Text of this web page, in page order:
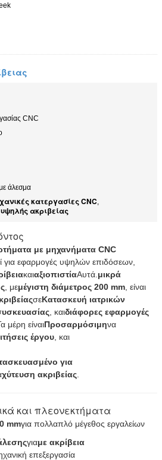
CNC
άλεσμα
κατεργασίες CNC,
ακριβείας
με μηχανήματα CNC
για εφαρμογές υψηλών επιδόσεων,
καιαξιοπιστίαΑυτά. μικρά
, μεμέγιστη διάμετρος 200 mm , είναι
σεΚατασκευή ιατρικών
, καιδιάφορες εφαρμογές
μέρη είναιΠροσαρμόσιμηνα
έργου , και
για
χύτευση ακριβείας
και πλεονεκτήματα
mmγια πολλαπλό μέγεθος εργαλείων
γιαμε ακρίβεια
επεξεργασία